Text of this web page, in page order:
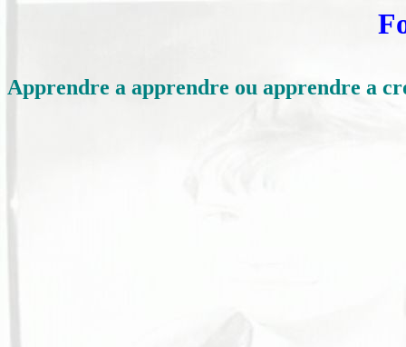
Apprendre a apprendre ou apprendre a